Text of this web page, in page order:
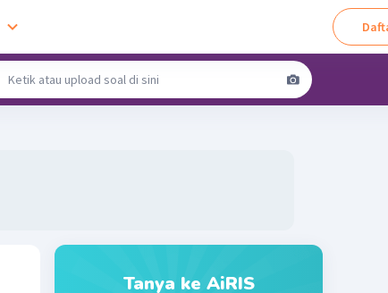
Tanya ke AiRIS